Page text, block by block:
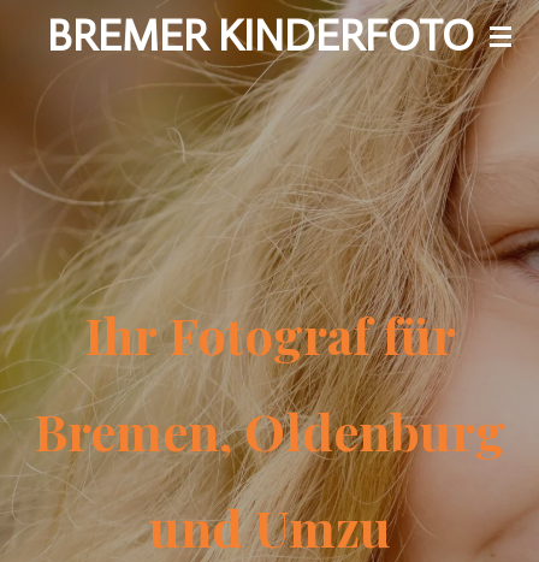
BREMER KINDERFOTO
Ihr Fotograf für
Bremen, Oldenburg
und Umzu